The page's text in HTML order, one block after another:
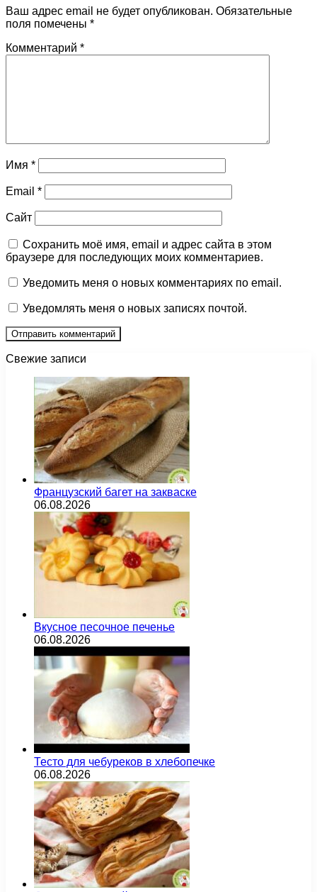
Ваш адрес email не будет опубликован. Обязательные
поля помечены *
Комментарий *
Имя *
Email *
Сайт
Сохранить моё имя, email и адрес сайта в этом
браузере для последующих моих комментариев.
Уведомить меня о новых комментариях по email.
Уведомлять меня о новых записях почтой.
Свежие записи
Французский багет на закваске
06.08.2026
Вкусное песочное печенье
06.08.2026
Тесто для чебуреков в хлебопечке
06.08.2026